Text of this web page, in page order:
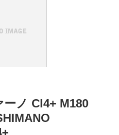
ノ CI4+ M180